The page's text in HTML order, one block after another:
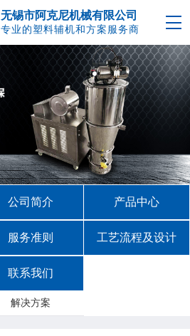
无锡市阿克尼机械有限公司
专业的塑料辅机和方案服务商
公司简介 产品中心
服务准则 工艺流程及设计
联系我们
解决方案